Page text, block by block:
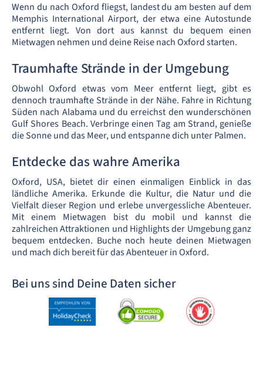
Wenn du nach Oxford fliegst, landest du am besten auf dem
Memphis International Airport, der etwa eine Autostunde
entfernt liegt. Von dort aus kannst du bequem einen
Mietwagen nehmen und deine Reise nach Oxford starten.
Traumhafte Strände in der Umgebung
Obwohl Oxford etwas vom Meer entfernt liegt, gibt es
dennoch traumhafte Strände in der Nähe. Fahre in Richtung
Süden nach Alabama und du erreichst den wunderschönen
Gulf Shores Beach. Verbringe einen Tag am Strand, genieße
die Sonne und das Meer, und entspanne dich unter Palmen.
Entdecke das wahre Amerika
Oxford, USA, bietet dir einen einmaligen Einblick in das
ländliche Amerika. Erkunde die Kultur, die Natur und die
Vielfalt dieser Region und erlebe unvergessliche Abenteuer.
Mit einem Mietwagen bist du mobil und kannst die
zahlreichen Attraktionen und Highlights der Umgebung ganz
bequem entdecken. Buche noch heute deinen Mietwagen
und mach dich bereit für das Abenteuer in Oxford.
Bei uns sind Deine Daten sicher